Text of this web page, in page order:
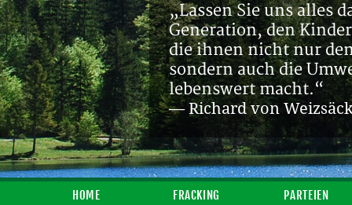
„Lassen Sie uns alles
Generation, den
die ihnen nicht nur
sondern auch die
lebenswert macht.“
— Richard von
HOME FRACKING PARTEIEN